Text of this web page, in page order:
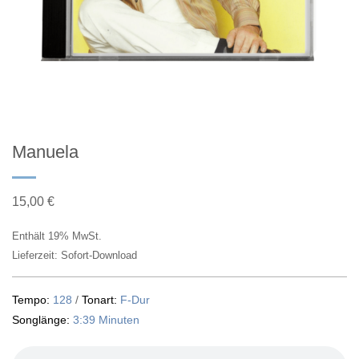
Manuela
15,00 €
Enthält 19% MwSt.
Lieferzeit: Sofort-Download
Tempo: 128 / Tonart: F-Dur
Songlänge: 3:39 Minuten